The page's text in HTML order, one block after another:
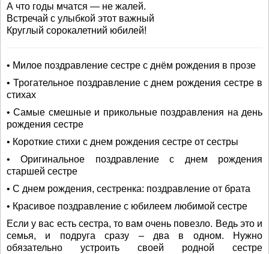
А что годы мчатся — не жалей.
Встречай с улыбкой этот важный
Круглый сорокалетний юбилей!
• Милое поздравление сестре с днём рождения в прозе
• Трогательное поздравление с днем рождения сестре в
стихах
• Самые смешные и прикольные поздравления на день
рождения сестре
• Короткие стихи с днем рождения сестре от сестры
• Оригинальное поздравление с днем рождения
старшей сестре
• С днем рождения, сестренка: поздравление от брата
• Красивое поздравление с юбилеем любимой сестре
Если у вас есть сестра, то вам очень повезло. Ведь это и
семья, и подруга сразу – два в одном. Нужно
обязательно устроить своей родной сестре